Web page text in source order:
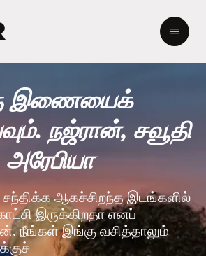
ஹோ
ம்
இணையைக்
நஜ்ரான், சவூதி
அரேபியா
சந்திக்க ஆகச்சிறந்த இடங்களில்
இருக்கிறதா எனப்
நீங்கள் இங்கு வசித்தாலும்